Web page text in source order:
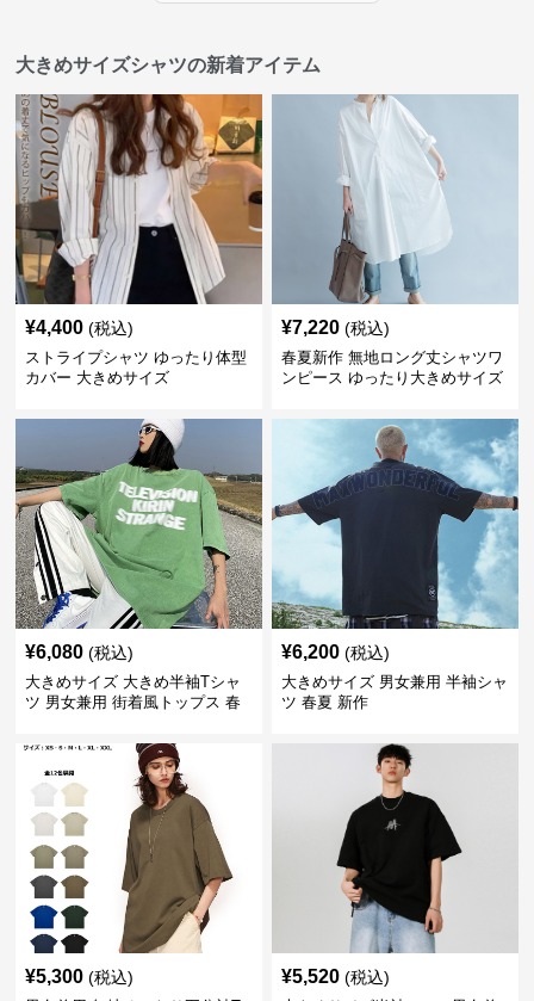
大きめサイズシャツの新着アイテム
¥4,400 (税込)
ストライプシャツ ゆったり体型
カバー 大きめサイズ
¥7,220 (税込)
春夏新作 無地ロング丈シャツワ
ンピース ゆったり大きめサイズ
¥6,080 (税込)
大きめサイズ 大きめ半袖Tシャ
ツ 男女兼用 街着風トップス 春
¥6,200 (税込)
大きめサイズ 男女兼用 半袖シャ
ツ 春夏 新作
¥5,300 (税込) ¥5,520 (税込)